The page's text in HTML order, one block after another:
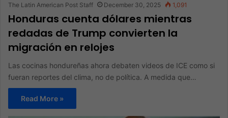
The Latin American Post Staff December 30, 2025 1,091
Honduras cuenta dólares mientras
redadas de Trump convierten la
migración en relojes
Las cocinas hondureñas ahora debaten videos de ICE como si
fueran reportes del clima, no de política. A medida que…
Read More »